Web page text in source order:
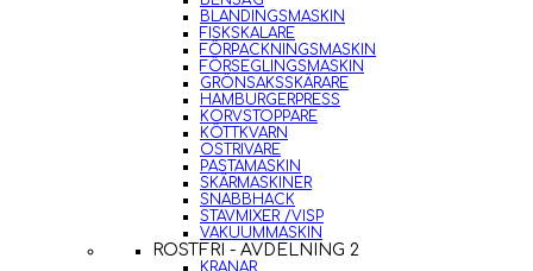
BLANDINGSMASKIN
FISKSKALARE
FÖRPACKNINGSMASKIN
FÖRSEGLINGSMASKIN
GRÖNSAKSSKÄRARE
HAMBURGERPRESS
KORVSTOPPARE
KÖTTKVARN
OSTRIVARE
PASTAMASKIN
SKÄRMASKINER
SNABBHACK
STAVMIXER /VISP
VAKUUMMASKIN
ROSTFRI - AVDELNING 2
KRANAR